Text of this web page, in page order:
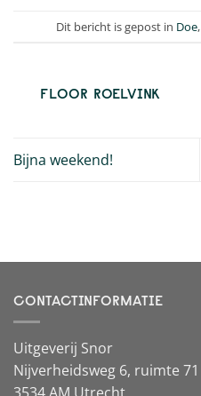
Dit bericht is gepost in Doe,
FLOOR ROELVINK
Bijna weekend!
CONTACTINFORMATIE
Uitgeverij Snor
Nijverheidsweg 6, ruimte 71